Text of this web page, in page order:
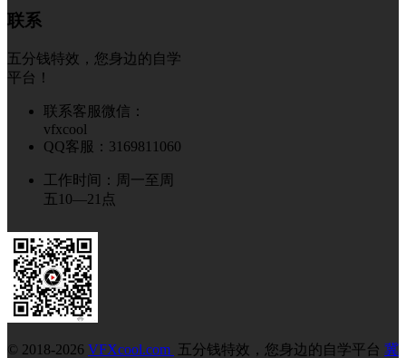
联系
五分钱特效，您身边的自学
平台！
联系客服微信：
vfxcool
QQ客服：3169811060
工作时间：周一至周
五10—21点
© 2018-2026 VFXcool.com 五分钱特效，您身边的自学平台 冀